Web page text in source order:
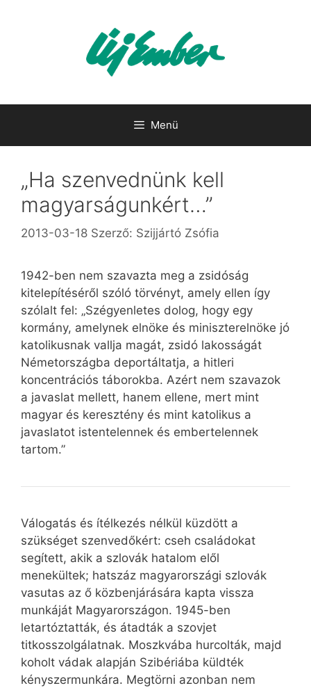
Menü
„Ha szenvednünk kell
magyarságunkért…”
2013-03-18 Szerző: Szijjártó Zsófia
1942-ben nem szavazta meg a zsidóság
kitelepítéséről szóló törvényt, amely ellen így
szólalt fel: „Szégyenletes dolog, hogy egy
kormány, amelynek elnöke és miniszterelnöke jó
katolikusnak vallja magát, zsidó lakosságát
Németországba deportáltatja, a hitleri
koncentrációs táborokba. Azért nem szavazok
a javaslat mellett, hanem ellene, mert mint
magyar és keresztény és mint katolikus a
javaslatot istentelennek és embertelennek
tartom.”
Válogatás és ítélkezés nélkül küzdött a
szükséget szenvedőkért: cseh családokat
segített, akik a szlovák hatalom elől
menekültek; hatszáz magyarországi szlovák
vasutas az ő közbenjárására kapta vissza
munkáját Magyarországon. 1945-ben
letartóztatták, és átadták a szovjet
titkosszolgálatnak. Moszkvába hurcolták, majd
koholt vádak alapján Szibériába küldték
kényszermunkára. Megtörni azonban nem